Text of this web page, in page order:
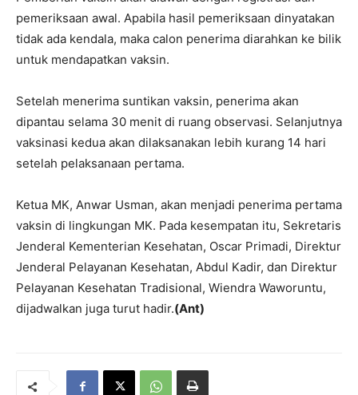
pemeriksaan awal. Apabila hasil pemeriksaan dinyatakan
tidak ada kendala, maka calon penerima diarahkan ke bilik
untuk mendapatkan vaksin.
Setelah menerima suntikan vaksin, penerima akan
dipantau selama 30 menit di ruang observasi. Selanjutnya
vaksinasi kedua akan dilaksanakan lebih kurang 14 hari
setelah pelaksanaan pertama.
Ketua MK, Anwar Usman, akan menjadi penerima pertama
vaksin di lingkungan MK. Pada kesempatan itu, Sekretaris
Jenderal Kementerian Kesehatan, Oscar Primadi, Direktur
Jenderal Pelayanan Kesehatan, Abdul Kadir, dan Direktur
Pelayanan Kesehatan Tradisional, Wiendra Waworuntu,
dijadwalkan juga turut hadir.(Ant)